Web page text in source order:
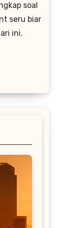
soal
seru biar
ini.